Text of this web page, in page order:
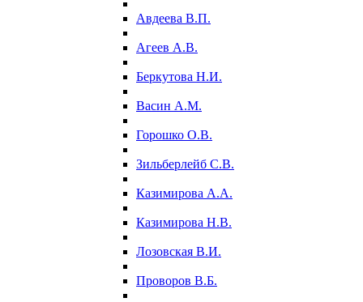
Авдеева В.П.
Агеев А.В.
Беркутова Н.И.
Васин А.М.
Горошко О.В.
Зильберлейб С.В.
Казимирова А.А.
Казимирова Н.В.
Лозовская В.И.
Проворов В.Б.